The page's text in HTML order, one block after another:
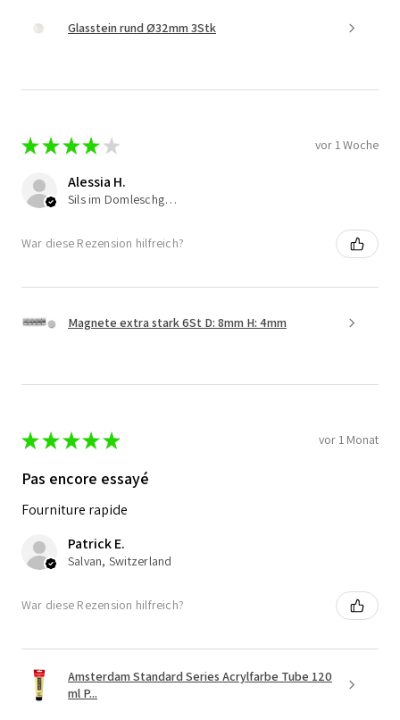
Glasstein rund Ø32mm 3Stk
★★ ★★ ★ vor 1 Woche
Alessia H.
Sils im Domleschg, Switzerland
War diese Rezension hilfreich?
Magnete extra stark 6St D: 8mm H: 4mm
★★ ★★★ vor 1 Monat
Pas encore essayé
Fourniture rapide
Patrick E.
Salvan, Switzerland
War diese Rezension hilfreich?
Amsterdam Standard Series Acrylfarbe Tube 120
ml P...